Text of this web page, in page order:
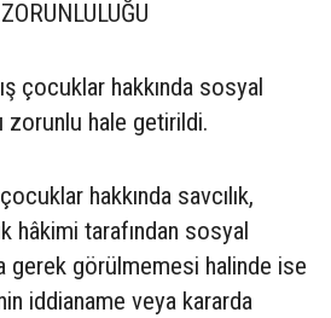
çocuklar hakkında sosyal
zorunlu hale getirildi.
hakkında savcılık,
hâkimi tarafından sosyal
gerek görülmemesi halinde ise
iddianame veya kararda